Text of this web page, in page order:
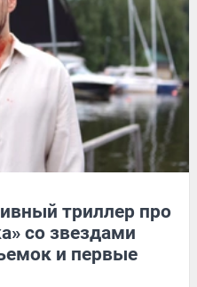
триллер про
со звездами
и первые